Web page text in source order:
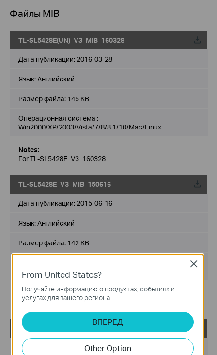
Файлы MIB
TL-SL5428E(UN)_V3_MIB_160328
Дата публикации: 2016-03-28
Язык:Английский
Размер файла: 145 KB
Операционная система :
Win2000/XP/2003/Vista/7/8/8.1/10/Mac/Linux
Notes:
For TL-SL5428E_V3_160328
TL-SL5428E_V3_MIB_150616
Дата публикации: 2015-06-16
Язык:Английский
Размер файла: 142 KB
Win2000/XP/2003/Vista/7/8/Mac/Linux
Notes:
For TL-SL5428E V3_150616
TL-SL5428E_V3_MIB
Дата публикации: 2014-04-09
From United States?
Получайте информацию о продуктах, событиях и
услугах для вашего региона.
ВПЕРЕД
Other Option
Close